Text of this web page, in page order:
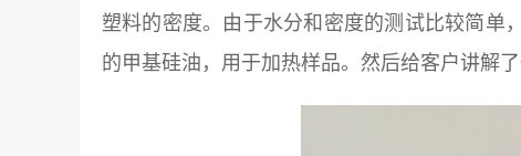
塑料的密度。由于水分和密度的测试比较简单
的甲基硅油，用于加热样品。然后给客户讲解